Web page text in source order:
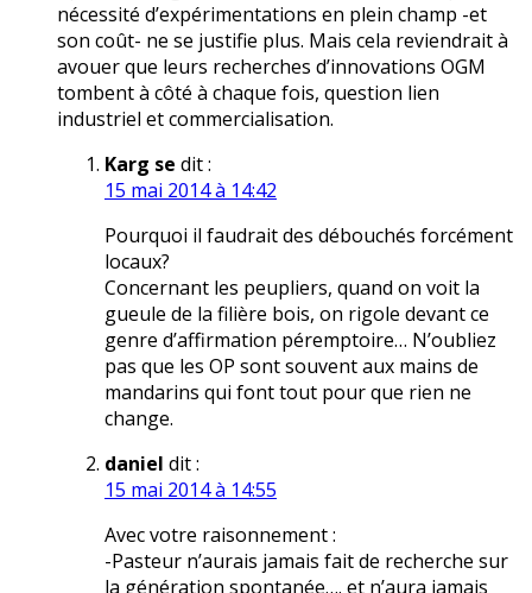
nécessité d’expérimentations en plein champ -et
son coût- ne se justifie plus. Mais cela reviendrait à
avouer que leurs recherches d’innovations OGM
tombent à côté à chaque fois, question lien
industriel et commercialisation.
Karg se dit :
15 mai 2014 à 14:42
Pourquoi il faudrait des débouchés forcément
locaux?
Concernant les peupliers, quand on voit la
gueule de la filière bois, on rigole devant ce
genre d’affirmation péremptoire… N’oubliez
pas que les OP sont souvent aux mains de
mandarins qui font tout pour que rien ne
change.
daniel dit :
15 mai 2014 à 14:55
Avec votre raisonnement :
-Pasteur n’aurais jamais fait de recherche sur
la génération spontanée…. et n’aura jamais